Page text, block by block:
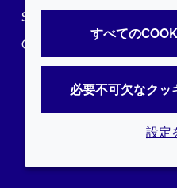
Sustainability Report
Croda.com
すべての
必要不可欠なクッ
設定